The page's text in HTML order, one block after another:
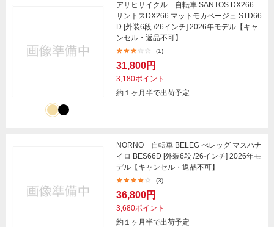
アサヒサイクル 自転車 SANTOS DX266
サントスDX266 マットモカベージュ STD66
D [外装6段 /26インチ] 2026年モデル【キャ
ンセル・返品不可】
(1)
31,800円
3,180ポイント
約１ヶ月半で出荷予定
NORNO 自転車 BELEG べレッグ マスハナ
イロ BES66D [外装6段 /26インチ] 2026年モ
デル【キャンセル・返品不可】
(3)
36,800円
3,680ポイント
約１ヶ月半で出荷予定